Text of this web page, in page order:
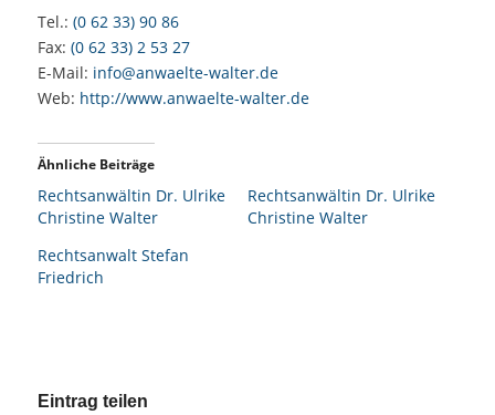
Tel.: (0 62 33) 90 86
Fax: (0 62 33) 2 53 27
E-Mail: info@anwaelte-walter.de
Web: http://www.anwaelte-walter.de
Ähnliche Beiträge
Rechtsanwältin Dr. Ulrike
Christine Walter
Rechtsanwältin Dr. Ulrike
Christine Walter
Rechtsanwalt Stefan
Friedrich
Eintrag teilen